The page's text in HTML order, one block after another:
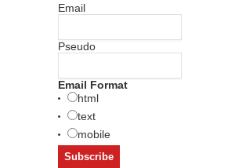
Email
Pseudo
Email Format
html
text
mobile